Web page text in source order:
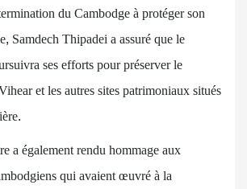
du Cambodge à protéger son
Samdech Thipadei a assuré que le
ses efforts pour préserver le
et les autres sites patrimoniaux situés
a également rendu hommage aux
qui avaient œuvré à la